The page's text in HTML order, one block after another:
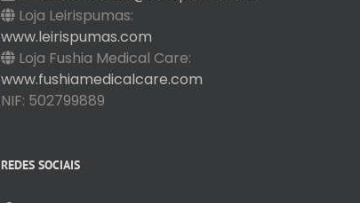
Loja Leirispumas:
www.leirispumas.com
Loja Fushia Medical Care:
www.fushiamedicalcare.com
NIF: 502799889
REDES SOCIAIS